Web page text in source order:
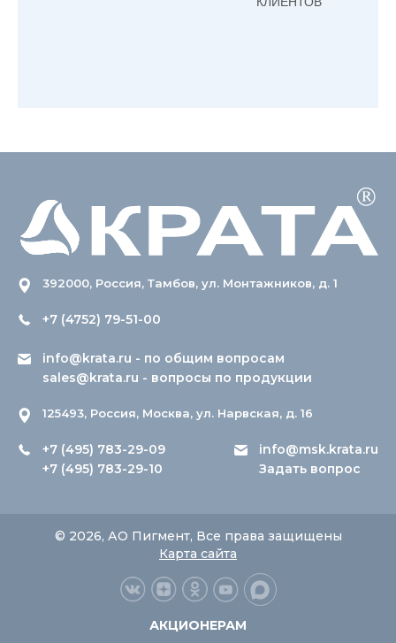
392000, Россия, Тамбов, ул. Монтажников, д. 1
+7 (4752) 79-51-00
info@krata.ru - по общим вопросам
sales@krata.ru - вопросы по продукции
125493, Россия, Москва, ул. Нарвская, д. 16
+7 (495) 783-29-09
+7 (495) 783-29-10
info@msk.krata.ru
Задать вопрос
© 2026, АО Пигмент, Все права защищены
Карта сайта
АКЦИОНЕРАМ